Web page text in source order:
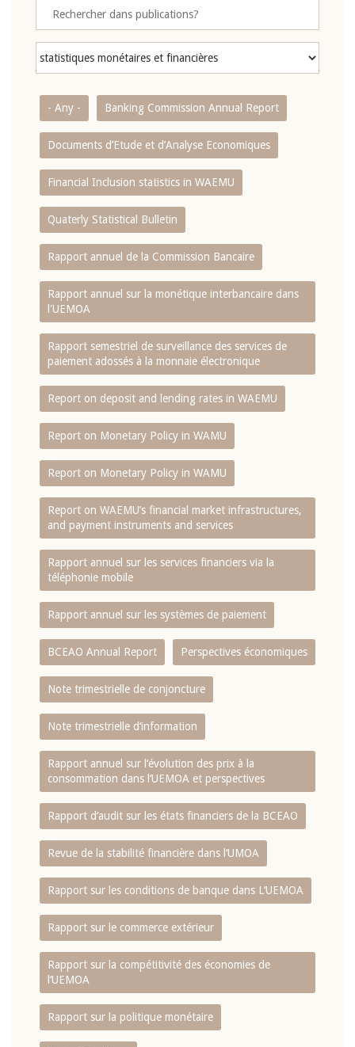
- Any - Banking Commission Annual Report
Documents d’Etude et d’Analyse Economiques
Financial Inclusion statistics in WAEMU
Quaterly Statistical Bulletin
Rapport annuel de la Commission Bancaire
Rapport annuel sur la monétique interbancaire dans
l'UEMOA
Rapport semestriel de surveillance des services de
paiement adossés à la monnaie électronique
Report on deposit and lending rates in WAEMU
Report on Monetary Policy in WAMU
Report on Monetary Policy in WAMU
Report on WAEMU’s financial market infrastructures,
and payment instruments and services
Rapport annuel sur les services financiers via la
téléphonie mobile
Rapport annuel sur les systèmes de paiement
BCEAO Annual Report Perspectives économiques
Note trimestrielle de conjoncture
Note trimestrielle d‘information
Rapport annuel sur l‘évolution des prix à la
consommation dans l‘UEMOA et perspectives
Rapport d‘audit sur les états financiers de la BCEAO
Revue de la stabilité financière dans l‘UMOA
Rapport sur les conditions de banque dans L‘UEMOA
Rapport sur le commerce extérieur
Rapport sur la compétitivité des économies de
l‘UEMOA
Rapport sur la politique monétaire